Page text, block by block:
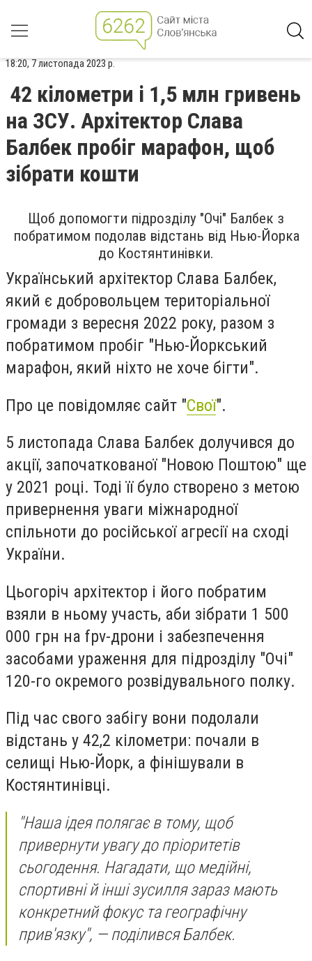
18:20, 7 листопада 2023 р.
42 кілометри і 1,5 млн гривень
на ЗСУ. Архітектор Слава
Балбек пробіг марафон, щоб
зібрати кошти
Щоб допомогти підрозділу "Очі" Балбек з
побратимом подолав відстань від Нью-Йорка
до Костянтинівки.
Український архітектор Слава Балбек,
який є добровольцем територіальної
громади з вересня 2022 року, разом з
побратимом пробіг "Нью-Йоркський
марафон, який ніхто не хоче бігти".
Про це повідомляє сайт "Свої".
5 листопада Слава Балбек долучився до
акції, започаткованої "Новою Поштою" ще
у 2021 році. Тоді її було створено з метою
привернення уваги міжнародної
спільноти до російської агресії на сході
України.
Цьогоріч архітектор і його побратим
взяли в ньому участь, аби зібрати 1 500
000 грн на fpv-дрони і забезпечення
засобами ураження для підрозділу "Очі"
120-го окремого розвідувального полку.
Під час свого забігу вони подолали
відстань у 42,2 кілометри: почали в
селищі Нью-Йорк, а фінішували в
Костянтинівці.
"Наша ідея полягає в тому, щоб
привернути увагу до пріоритетів
сьогодення. Нагадати, що медійні,
спортивні й інші зусилля зараз мають
конкретний фокус та географічну
прив'язку", — поділився Балбек.